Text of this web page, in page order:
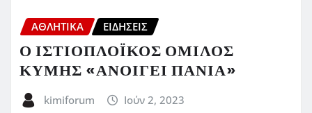
ΑΘΛΗΤΙΚΑ ΕΙΔΗΣΕΙΣ
Ο ΙΣΤΙΟΠΛΟΪΚΟΣ ΟΜΙΛΟΣ
ΚΥΜΗΣ «ΑΝΟΙΓΕΙ ΠΑΝΙΑ»
kimiforum Ιούν 2, 2023